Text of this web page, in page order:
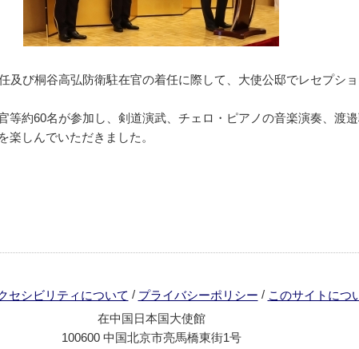
及び桐谷高弘防衛駐在官の着任に際して、大使公邸でレセプショ
等約60名が参加し、剣道演武、チェロ・ピアノの音楽演奏、渡
楽しんでいただきました。
セシビリティについて / プライバシーポリシー / このサイトにつ
在中国日本国大使館
100600 中国北京市亮馬橋東街1号